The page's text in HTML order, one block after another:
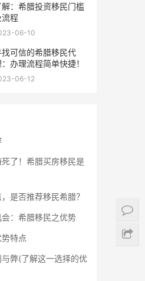
解：希腊投资移民门槛
流程
06-10
找可信的希腊移民代
办理流程简单快捷！
06-12
了！希腊买房移民是
是否推荐移民希腊？
：希腊移民之优势
特点
弊(了解这一选择的优